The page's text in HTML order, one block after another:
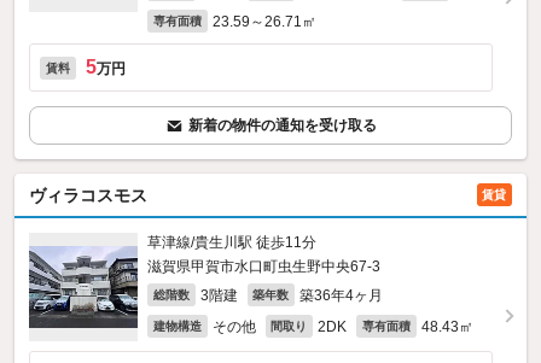
専有面積 23.59～26.71㎡
賃料 5万円
新着の物件の通知を受け取る
ヴィラコスモス 賃貸
草津線/貴生川駅 徒歩11分
滋賀県甲賀市水口町虫生野中央67‐3
総階数 3階建 築年数 築36年4ヶ月
建物構造 その他 間取り 2DK 専有面積 48.43㎡